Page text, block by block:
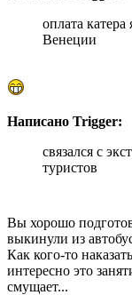
оплата катера
Венеции
Написано Trigger:
связался с
туристов
Вы хорошо
выкинули из
Как кого-то
интересно это
смущает...